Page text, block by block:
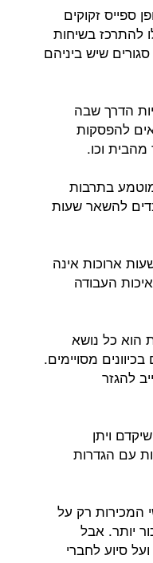
ספייס זקוקים
להתרכז בשיחות
שיש ביניהם
הדרך שבה
להפסקות
וכו.
בתרבות
להשאר שעות
ארוכות אינה
העבודה
הוא כל נושא
מסויימים.
להגזר
ויתן
עם הגדרות
המכירות רק על
יותר. אבל
סיוע לחברי